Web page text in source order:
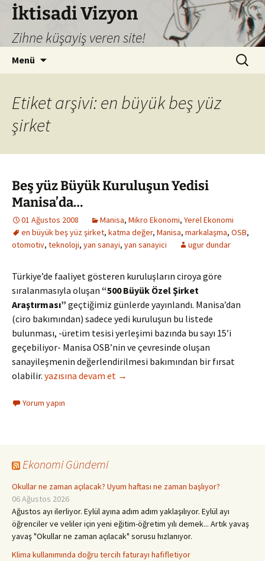
İktisadi Vizyon
Zihne küşayiş veren site!
Menü Arama:
Etiket arşivi: en büyük beş yüz
şirket
Beş yüz Büyük Kuruluşun Yedisi
Manisa’da…
01 Ağustos 2008 Manisa, Mikro Ekonomi, Yerel Ekonomi
en büyük beş yüz şirket, katma değer, Manisa, markalaşma, OSB,
otomotiv, teknoloji, yan sanayi, yan sanayici ugur dundar
Türkiye’de faaliyet gösteren kuruluşların ciroya göre
sıralanmasıyla oluşan “500 Büyük Özel Şirket
Araştırması” geçtiğimiz günlerde yayınlandı. Manisa’dan
(ciro bakımından) sadece yedi kuruluşun bu listede
bulunması, -üretim tesisi yerleşimi bazında bu sayı 15’i
geçebiliyor- Manisa OSB’nin ve çevresinde oluşan
sanayileşmenin değerlendirilmesi bakımından bir fırsat
olabilir. Beş yüz Büyük Kuruluşun Yedisi Manisa’da…
yazısına devam et →
Yorum yapın
Ekonomi Gündemi
Okullar ne zaman açılacak? Uyum haftası ne zaman başlıyor?
06 Ağustos 2026
Ağustos ayı ilerliyor. Eylül ayına adım adım yaklaşılıyor. Eylül ayı
öğrenciler ve veliler için yeni eğitim-öğretim yılı demek... Artık yavaş
yavaş "Okullar ne zaman açılacak" sorusu hızlanıyor.
Klima kullanımında doğru tercih faturayı hafifletiyor